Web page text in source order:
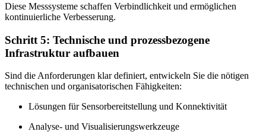
Diese Messsysteme schaffen Verbindlichkeit und ermöglichen
kontinuierliche Verbesserung.
Schritt 5: Technische und prozessbezogene
Infrastruktur aufbauen
Sind die Anforderungen klar definiert, entwickeln Sie die nötigen
technischen und organisatorischen Fähigkeiten:
Lösungen für Sensorbereitstellung und Konnektivität
Analyse- und Visualisierungswerkzeuge